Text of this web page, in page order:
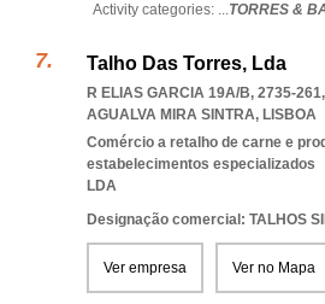
Activity categories: ...TORRES &
Talho Das Torres, Lda
R ELIAS GARCIA 19A/B, 2735-261,
AGUALVA MIRA SINTRA, LISBOA
Comércio a retalho de carne e
estabelecimentos especializados
LDA
Designação comercial: TALHOS
Ver empresa Ver no Mapa